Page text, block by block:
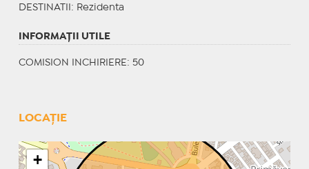
DESTINATII : Rezidenta
INFORMAŢII UTILE
COMISION INCHIRIERE: 50
LOCAȚIE
+